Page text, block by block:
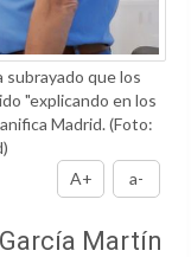
que los
"explicando en los
Madrid.(Foto:
A+
a-
Martín